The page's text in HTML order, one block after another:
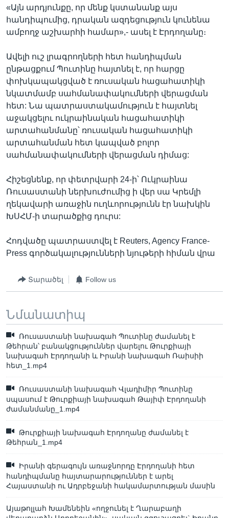
«Այն արդյունքը, որ մենք կստանանք այս
հանդիպումից, դրական ազդեցություն կունենա
ամբողջ աշխարհի համար»,- ասել է Էրդողանը։
Ավելի ուշ լրագրողների հետ հանդիպման
ընթացքում Պուտինը հայտնել է, որ հարցը
փոխկապակցված է ռուսական հացահատիկի
նկատմամբ սահմանափակումների վերացման
հետ: Նա պատրաստակամություն է հայտնել
աջակցելու ուկրաինական հացահատիկի
արտահանմանը՝ ռուսական հացահատիկի
արտահանման հետ կապված բոլոր
սահմանափակումների վերացման դիմաց:
Հիշեցնենք, որ փետրվարի 24-ի՝ Ուկրաինա
Ռուսաստանի ներխուժումից ի վեր սա Կրեմլի
ղեկավարի առաջին ուղևորությունն էր նախկին
ԽՍՀՄ-ի տարածքից դուրս:
Հոդվածը պատրաստվել է Reuters, Agency France-
Press գործակալությունների նյութերի հիման վրա
Տարածել Follow us
Նմանատիպ
Ռուսաստանի նախագահ Պուտինը ժամանել է
Թեհրան՝ բանակցություններ վարելու Թուրքիայի
նախագահ Էրդողանի և Իրանի նախագահ Ռաիսիի
հետ_1.mp4
Ռուսաստանի նախագահ Վլադիմիր Պուտինը
սպասում է Թուրքիայի նախագահ Թայիփ Էրդողանի
ժամանմանը_1.mp4
Թուրքիայի նախագահ Էրդողանը ժամանել է
Թեհրան_1.mp4
Իրանի գերագույն առաջնորդը Էրդողանի հետ
հանդիպմանը հայտարարություններ է արել
Հայաստանի ու Ադրբեջանի հակամարտության մասին
Այաթոլլահ Խամենեին «ողջունել է Ղարաբաղի